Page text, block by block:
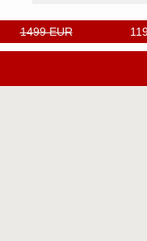
1499 EUR